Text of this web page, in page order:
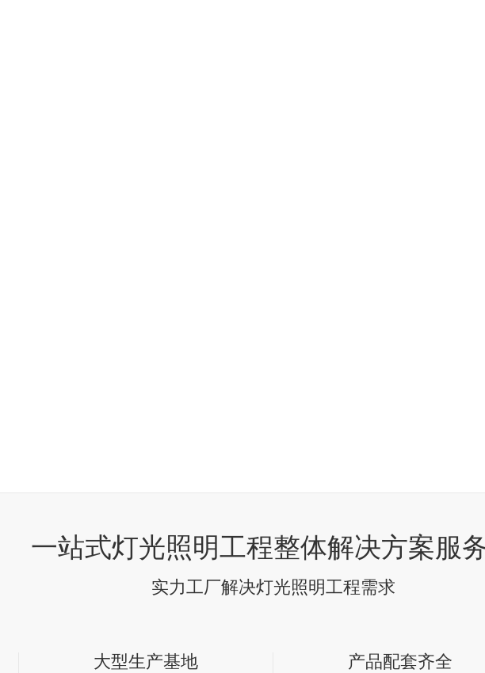
一站式灯光照明工程整体解决方案服
实力工厂解决灯光照明工程需求
大型生产基地 产品配套齐全